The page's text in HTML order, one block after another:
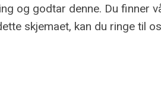
og godtar denne. Du finner
skjemaet, kan du ringe til